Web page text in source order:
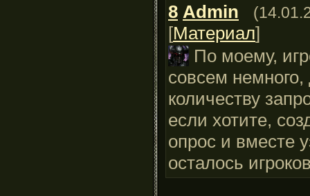
8 Admin
[Материал]
По моему,
совсем
количеству
если хотите,
опрос и вместе
осталось